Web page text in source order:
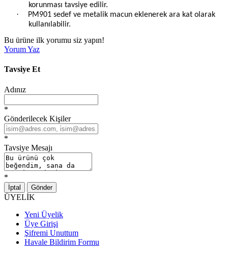
korunması tavsiye edilir.
·
PM901 sedef ve metalik macun eklenerek ara kat olarak
kullanılabilir.
Bu ürüne ilk yorumu siz yapın!
Yorum Yaz
Tavsiye Et
Adınız
*
Gönderilecek Kişiler
*
Tavsiye Mesajı
*
İptal Gönder
ÜYELİK
Yeni Üyelik
Üye Girişi
Şifremi Unuttum
Havale Bildirim Formu